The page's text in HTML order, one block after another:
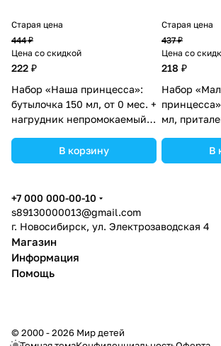
Старая цена
444 ₽
Цена со скидкой
222 ₽
Набор «Наша принцесса»:
бутылочка 150 мл, от 0 мес. +
нагрудник непромокаемый
В корзину
Старая цена
437 ₽
Цена со
218 ₽
Набор
мл,
В
+7 000 000-00-10
s89130000013@gmail.com
г. Новосибирск, ул. Электрозаводская 4
Магазин
Информация
Помощь
© 2000 - 2026 Мир детей